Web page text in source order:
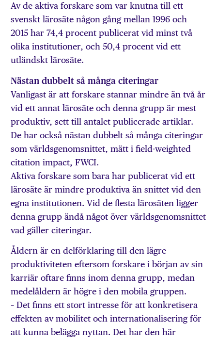
Av de aktiva forskare som var knutna till ett
svenskt lärosäte någon gång mellan 1996 och
2015 har 74,4 procent publicerat vid minst två
olika institutioner, och 50,4 procent vid ett
utländskt lärosäte.
Nästan dubbelt så många citeringar
Vanligast är att forskare stannar mindre än två år
vid ett annat lärosäte och denna grupp är mest
produktiv, sett till antalet publicerade artiklar.
De har också nästan dubbelt så många citeringar
som världsgenomsnittet, mätt i field-weighted
citation impact, FWCI.
Aktiva forskare som bara har publicerat vid ett
lärosäte är mindre produktiva än snittet vid den
egna institutionen. Vid de flesta lärosäten ligger
denna grupp ändå något över världsgenomsnittet
vad gäller citeringar.
Åldern är en delförklaring till den lägre
produktiviteten eftersom forskare i början av sin
karriär oftare finns inom denna grupp, medan
medelåldern är högre i den mobila gruppen.
– Det finns ett stort intresse för att konkretisera
effekten av mobilitet och internationalisering för
att kunna belägga nyttan. Det har den här